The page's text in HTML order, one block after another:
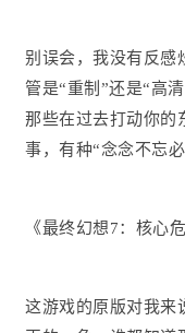
别误会，我没有反感
管是“重制”还是“高
那些在过去打动你的
事，有种“念念不忘
《最终幻想7：核心
这游戏的原版对我来